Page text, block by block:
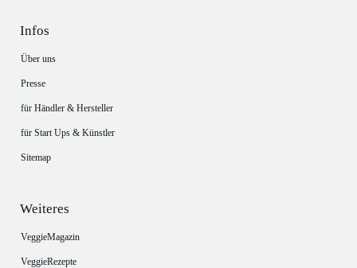
Infos
Über uns
Presse
für Händler & Hersteller
für Start Ups & Künstler
Sitemap
Weiteres
VeggieMagazin
VeggieRezepte